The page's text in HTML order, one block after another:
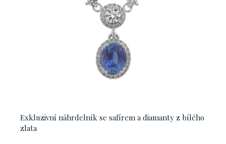
Exkluzivní náhrdelník se safírem a diamanty z bílého
zlata